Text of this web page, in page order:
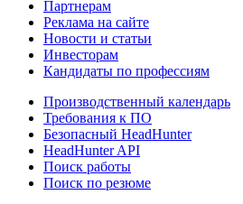
Партнерам
Реклама на сайте
Новости и статьи
Инвесторам
Кандидаты по профессиям
Производственный календарь
Требования к ПО
Безопасный HeadHunter
HeadHunter API
Поиск работы
Поиск по резюме